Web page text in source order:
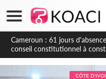
Côte d'Ivoire : Fin de la
les mouvements sauvages
CÔTE